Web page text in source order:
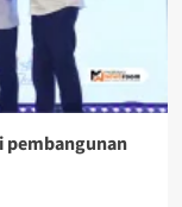
pembangunan